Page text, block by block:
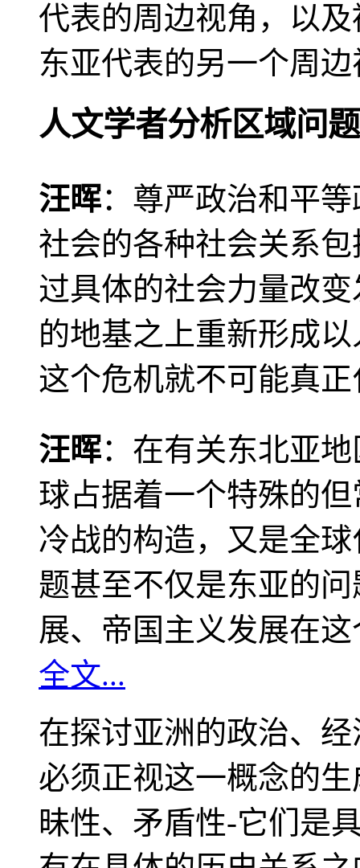
代表的周边视角，以
东亚代表的另一个周
人文学者分析区域问题
汪晖：尊严政治和平
社会的各种社会关系
过具体的社会力量改
的地基之上重新形成
这个危机就不可能真
汪晖：在有关东北亚
球占据着一个特殊的
冷战的构造，又是全
题甚至不仅是东亚的
展、帝国主义发展在
全文...
在探讨亚洲的政治、
必须正视这一概念的
昧性、矛盾性-它们是